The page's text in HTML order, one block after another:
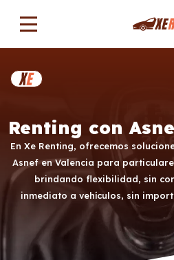
Renting con
En Xe Renting, ofrecemos
Asnef en Valencia para
brindando flexibilidad, sin
inmediato a vehículos, sin